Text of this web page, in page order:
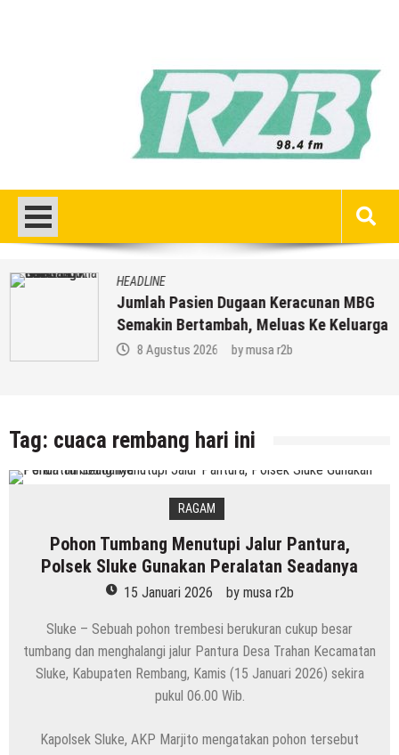
HEADLINE
Jumlah Pasien Dugaan Keracunan MBG
Semakin Bertambah, Meluas Ke Keluarga
8 Agustus 2026 bymusa r2b
Tag: cuaca rembang hari ini
RAGAM
Pohon Tumbang Menutupi Jalur Pantura,
Polsek Sluke Gunakan Peralatan Seadanya
15 Januari 2026 by musa r2b
Sluke – Sebuah pohon trembesi berukuran cukup besar
tumbang dan menghalangi jalur Pantura Desa Trahan Kecamatan
Sluke, Kabupaten Rembang, Kamis (15 Januari 2026) sekira
pukul 06.00 Wib.
Kapolsek Sluke, AKP Marjito mengatakan pohon tersebut